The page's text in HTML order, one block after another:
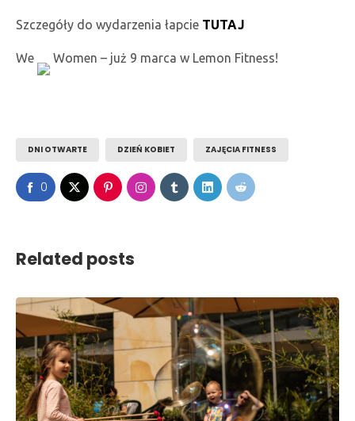
Szczegóły do wydarzenia łapcie TUTAJ
We Women – już 9 marca w Lemon Fitness!
DNI OTWARTE DZIEŃ KOBIET ZAJĘCIA FITNESS
0
Related posts